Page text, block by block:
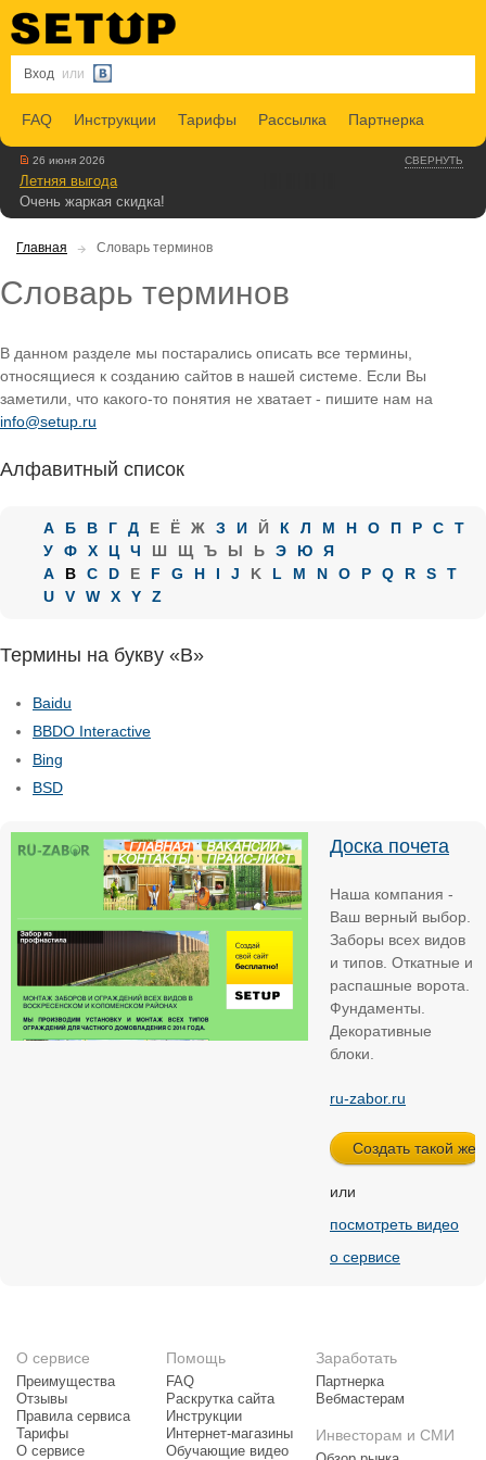
Вход или
FAQ Инструкции Тарифы Рассылка Партнерка
СВЕРНУТЬ
26 июня 2026
Летняя выгода
Очень жаркая скидка!
Главная Словарь терминов
Словарь терминов
В данном разделе мы постарались описать все термины,
относящиеся к созданию сайтов в нашей системе. Если Вы
заметили, что какого-то понятия не хватает - пишите нам на
info@setup.ru
Алфавитный список
А Б В Г Д Е Ё Ж З И Й К Л М Н О П Р С
Т
У
Ф Х Ц Ч Ш Щ Ъ Ы Ь Э Ю
Я
A
B C D E F G H I J K L M N O P Q R S
T
U
V W X Y Z
Термины на букву «B»
Baidu
BBDO Interactive
Bing
BSD
Доска почета
Наша компания -
Ваш верный выбор.
Заборы всех видов
и типов. Откатные и
распашные ворота.
Фундаменты.
Декоративные
блоки.
ru-zabor.ru
или
посмотреть видео
о сервисе
О сервисе
Преимущества
Отзывы
Правила сервиса
Тарифы
О сервисе
Помощь
FAQ
Раскрутка сайта
Инструкции
Интернет-магазины
Обучающие видео
Заработать
Партнерка
Вебмастерам
Инвесторам и СМИ